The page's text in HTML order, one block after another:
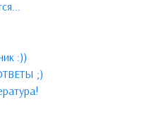
:))
;)